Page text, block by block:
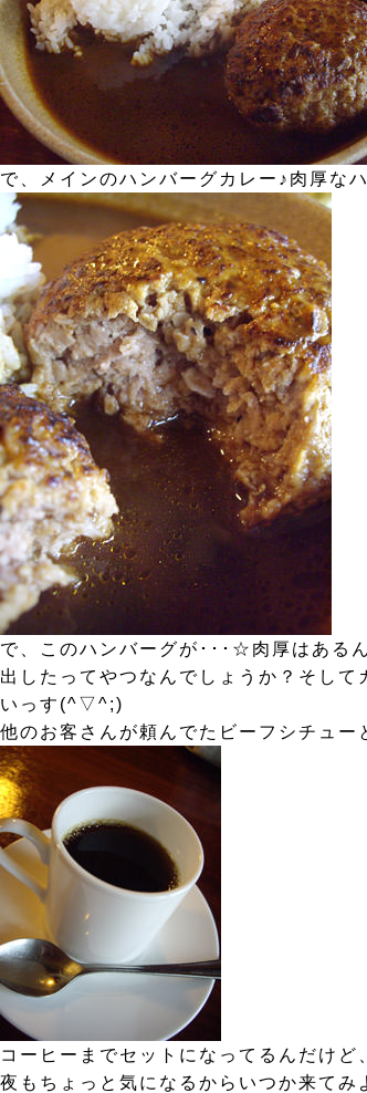
で、メインのハンバーグカレー♪肉厚な
で、このハンバーグが･･･☆肉厚はある
出したってやつなんでしょうか？そし
いっす(^▽^;)
他のお客さんが頼んでたビーフシチュー
コーヒーまでセットになってるんだけ
夜もちょっと気になるからいつか来て